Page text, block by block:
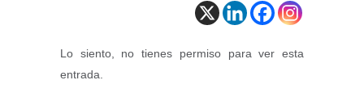
Lo siento, no tienes permiso para ver esta
entrada.